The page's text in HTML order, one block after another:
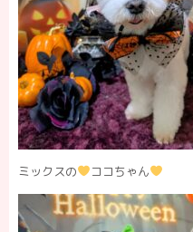
ミックスの ココちゃん